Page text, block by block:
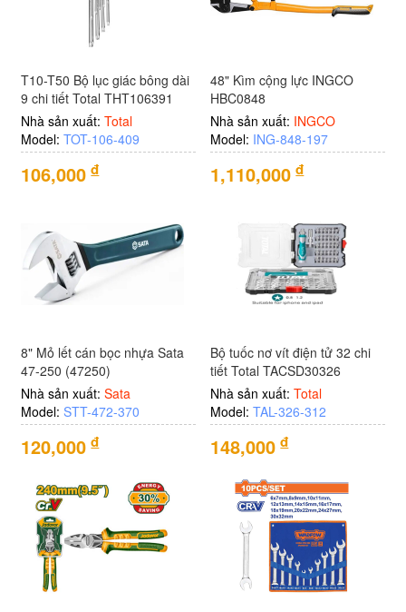
T10-T50 Bộ lục giác bông dài
9 chi tiết Total THT106391
Nhà sản xuất:Total
Model:TOT-106-409
106,000 đ
48" Kìm cộng lực INGCO
HBC0848
Nhà sản xuất: INGCO
Model: ING-848-197
1,110,000 đ
8" Mỏ lết cán bọc nhựa Sata
47-250 (47250)
Nhà sản xuất:Sata
Model:STT-472-370
120,000 đ
Bộ tuốc nơ vít điện tử 32 chi
tiết Total TACSD30326
Nhà sản xuất:Total
Model:TAL-326-312
148,000 đ